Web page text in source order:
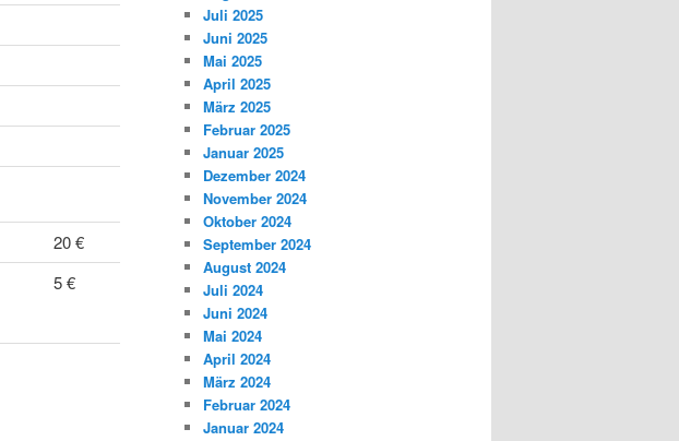
20 €
5 €
Juli 2025
Juni 2025
Mai 2025
April 2025
März 2025
Februar 2025
Januar 2025
Dezember 2024
November 2024
Oktober 2024
September 2024
August 2024
Juli 2024
Juni 2024
Mai 2024
April 2024
März 2024
Februar 2024
Januar 2024